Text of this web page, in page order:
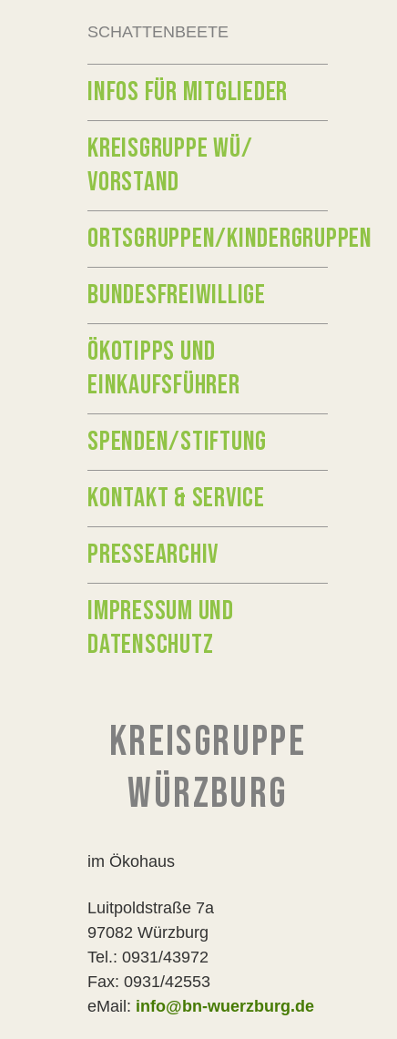
SCHATTENBEETE
INFOS FÜR MITGLIEDER
KREISGRUPPE WÜ/
VORSTAND
ORTSGRUPPEN/KINDERGRUPPEN
BUNDESFREIWILLIGE
ÖKOTIPPS UND
EINKAUFSFÜHRER
SPENDEN/STIFTUNG
KONTAKT & SERVICE
PRESSEARCHIV
IMPRESSUM UND
DATENSCHUTZ
KREISGRUPPE
WÜRZBURG
im Ökohaus
Luitpoldstraße 7a
97082 Würzburg
Tel.: 0931/43972
Fax: 0931/42553
eMail: info@bn-wuerzburg.de